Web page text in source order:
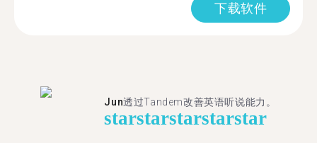
下载软件
Jun透过Tandem改善英语听说能力。
starstarstarstarstar